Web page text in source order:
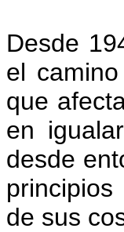
Desde
el
que
en
desde
de sus